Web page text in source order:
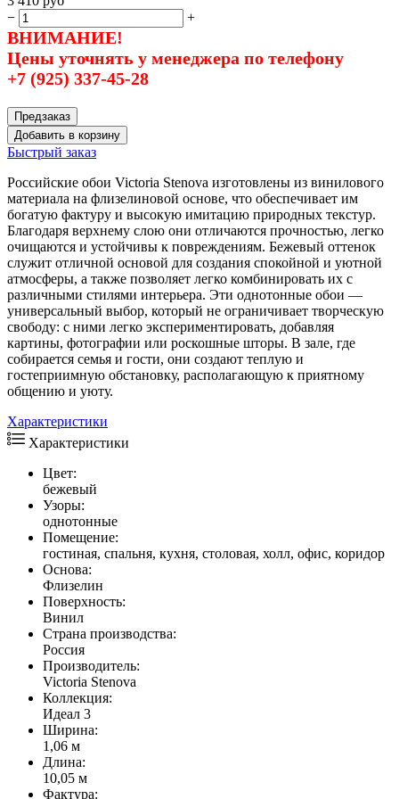
−
+
ВНИМАНИЕ!
Цены уточнять у менеджера по телефону
+7 (925) 337-45-28
Предзаказ
Добавить в корзину
Быстрый заказ
Российские обои Victoria Stenova изготовлены из винилового
материала на флизелиновой основе, что обеспечивает им
богатую фактуру и высокую имитацию природных текстур.
Благодаря верхнему слою они отличаются прочностью, легко
очищаются и устойчивы к повреждениям. Бежевый оттенок
служит отличной основой для создания спокойной и уютной
атмосферы, а также позволяет легко комбинировать их с
различными стилями интерьера. Эти однотонные обои —
универсальный выбор, который не ограничивает творческую
свободу: с ними легко экспериментировать, добавляя
картины, фотографии или роскошные шторы. В зале, где
собирается семья и гости, они создают теплую и
гостеприимную обстановку, располагающую к приятному
общению и уюту.
Характеристики
Характеристики
Цвет:
бежевый
Узоры:
однотонные
Помещение:
гостиная, спальня, кухня, столовая, холл, офис, коридор
Основа:
Флизелин
Поверхность:
Винил
Страна производства:
Россия
Производитель:
Victoria Stenova
Коллекция:
Идеал 3
Ширина:
1,06 м
Длина:
10,05 м
Фактура: